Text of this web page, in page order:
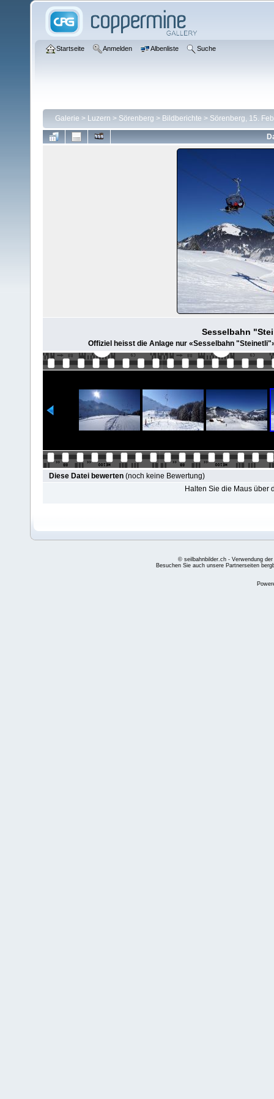
Startseite Anmelden Albenliste Suche
Galerie > Luzern > Sörenberg > Bildberichte > Sörenberg, 15.
Sesselbahn
Offiziel heisst die Anlage nur «Sesselbahn
Diese Datei bewerten (noch keine Bewertung)
Halten Sie die Maus über
© seilbahnbilder.ch - Verwendung
Besuchen Sie auch unsere Partnerseiten